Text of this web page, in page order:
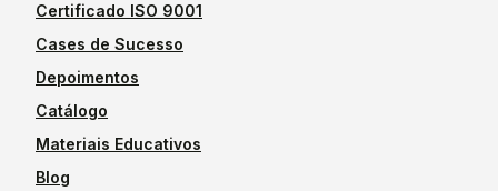
Certificado ISO 9001
Cases de Sucesso
Depoimentos
Catálogo
Materiais Educativos
Blog